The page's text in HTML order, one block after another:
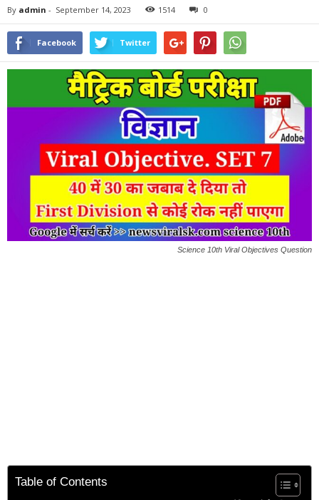
By admin - September 14, 2023 1514 0
Facebook Twitter
Science 10th Viral Objectives Question
Table of Contents